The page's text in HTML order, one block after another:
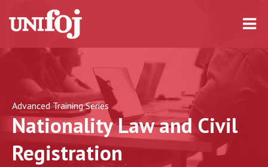
Advanced Training Series
Nationality Law and Civil
Registration